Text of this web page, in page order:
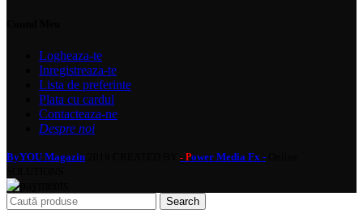
Logheaza-te
Inregistreaza-te
Lista de preferinte
Plata cu cardul
Contacteaza-ne
Despre noi
ByYOU Magazin - Power Media Fx -
Search